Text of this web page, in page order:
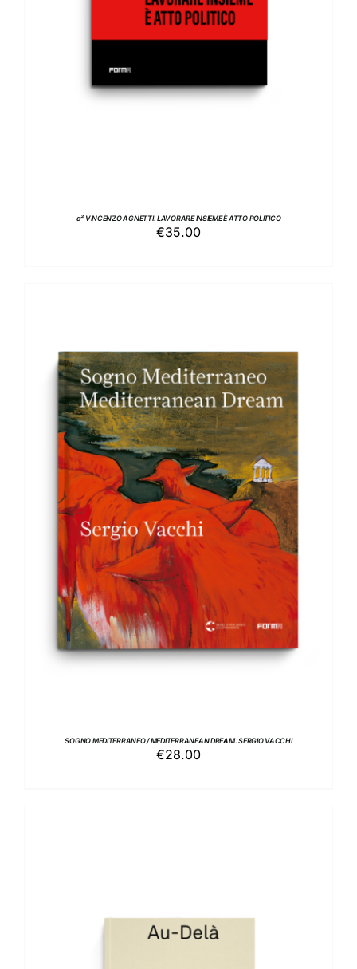
a² VINCENZO AGNETTI. LAVORARE INSIEME È ATTO POLITICO
€35.00
AGGIUNGI AL CARRELLO / DETTAGLI
SOGNO MEDITERRANEO / MEDITERRANEAN DREAM. SERGIO VACCHI
€28.00